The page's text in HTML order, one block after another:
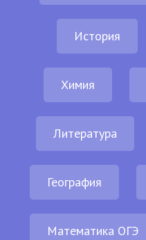
История
Химия
Литература
География
Математика ОГЭ